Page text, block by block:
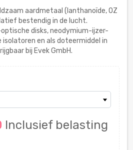
aardmetaal (lanthanoïde, OZ
bestendig in de lucht.
disks, neodymium-ijzer-
en als doteermiddel in
bij Evek GmbH.
Inclusief belasting